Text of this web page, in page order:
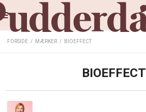
FORSIDE / MÆRKER / BIOEFFECT
BIOEFFECT